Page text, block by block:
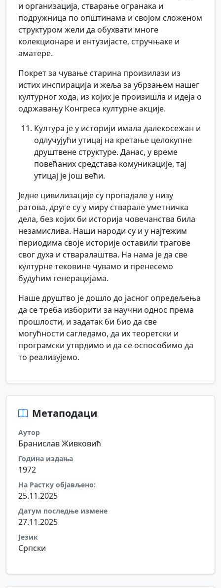
и организација, стварање огранака и
подружница по општинама и својом сложеном
структуром жели да обухвати многе
колекционаре и ентузијасте, стручњаке и
аматере.
Покрет за чување старина произилази из
истих инспирација и жеља за убрзањем нашег
културног хода, из којих је произишла и идеја о
одржавању Конгреса културне акције.
Култура је у историји имала далекосежан и
одлучујући утицај на кретање целокупне
друштвене структуре. Данас, у време
повећаних средстава комуникације, тај
утицај је још већи.
Једне цивилизације су пропадале у низу
ратова, друге су у миру стварале уметничка
дела, без којих би историја човечанства била
незамислива. Наши народи су и у најтежим
периодима своје историје оставили трагове
свог духа и стваралаштва. На нама је да све
културне тековине чувамо и пренесемо
будућим генерацијама.
Наше друштво је дошло до јасног опредељења
да се треба изборити за научни однос према
прошлости, и задатак би био да све
могућности сагледамо, да их теоретски и
програмски утврдимо и да се оспособимо да
то реализујемо.
Метаподаци
Аутор
Бранислав Живковић
Година издања
1972
На Растку објављено:
25.11.2025
Датум последње измене
27.11.2025
Језик
Српски